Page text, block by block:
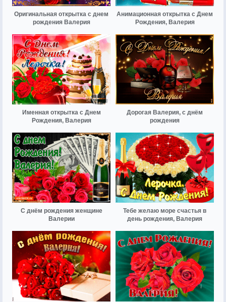
Оригинальная открытка с днем
рождения Валерия
Анимационная открытка с Днем
Рождения, Валерия
Именная открытка с Днем
Рождения, Валерия
Дорогая Валерия, с днём
рождения
С днём рождения женщине
Валерии
Тебе желаю море счастья в
день рождения, Валерия